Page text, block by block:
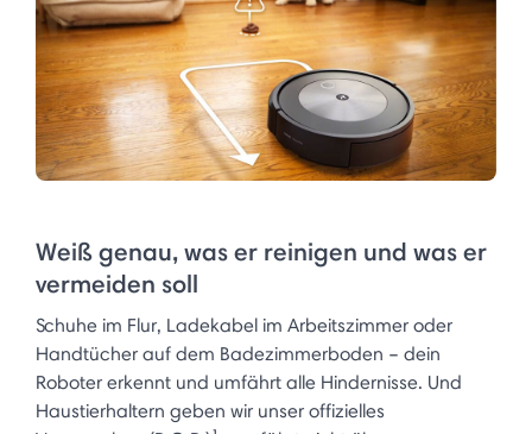
Weiß genau, was er reinigen und was er
vermeiden soll
Schuhe im Flur, Ladekabel im Arbeitszimmer oder
Handtücher auf dem Badezimmerboden – dein
Roboter erkennt und umfährt alle Hindernisse. Und
Haustierhaltern geben wir unser offizielles